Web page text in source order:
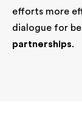
efforts more
dialogue for
partnerships.